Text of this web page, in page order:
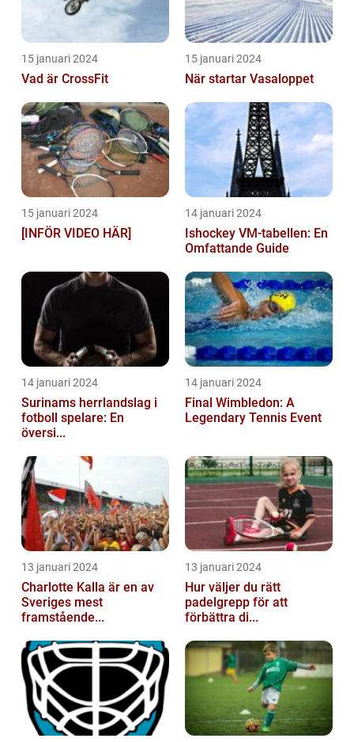
15 januari 2024
Vad är CrossFit
15 januari 2024
När startar Vasaloppet
15 januari 2024
[INFÖR VIDEO HÄR]
14 januari 2024
Ishockey VM-tabellen: En
Omfattande Guide
14 januari 2024
Surinams herrlandslag i
fotboll spelare: En
översi...
14 januari 2024
Final Wimbledon: A
Legendary Tennis Event
13 januari 2024
Charlotte Kalla är en av
Sveriges mest
framstående...
13 januari 2024
Hur väljer du rätt
padelgrepp för att
förbättra di...